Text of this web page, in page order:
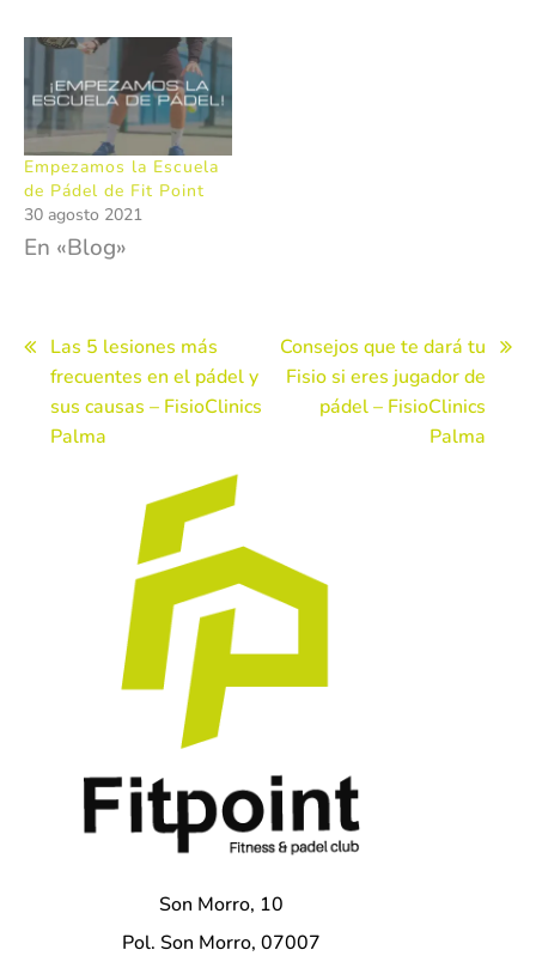
Empezamos la Escuela
de Pádel de Fit Point
30 agosto 2021
En «Blog»
Navegación
de
entradas
Las 5 lesiones más
frecuentes en el pádel y
sus causas – FisioClinics
Palma
Consejos que te dará tu
Fisio si eres jugador de
pádel – FisioClinics
Palma
Son Morro, 10
Pol. Son Morro, 07007